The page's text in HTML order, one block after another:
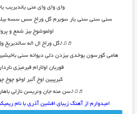
واي واي واي مني يانديريب
سني سني سني يار سويرم گل وراخ سس سسه
اولموشوخ بيز شمع و
♬♫♪گل وراخ ال اله سالديريخ
هامي گورسون يوخدي بيزدن دلي ديوانه سني
قوربان اولارام قیرمیزی
کیرپیین اوخ آتیر اوخو چوخ
♬♫♪سن منه جان وئریسن نازلی
امیدوارم از آهنگ زیبای افشین آذری با نام